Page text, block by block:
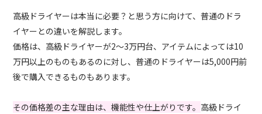
高級ドライヤーは本当に必要？と思う方に向けて、普通のドラ
イヤーとの違いを解説します。
価格は、高級ドライヤーが2～3万円台、アイテムによっては10
万円以上のものもあるのに対し、普通のドライヤーは5,000円前
後で購入できるものもあります。
その価格差の主な理由は、機能性や仕上がりです。 高級ドライ